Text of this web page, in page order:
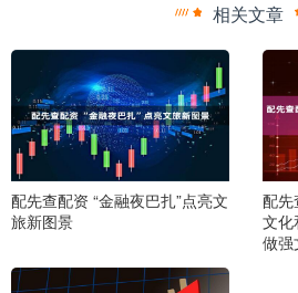
相关文章
配先查配资 “金融夜巴扎”点亮文
旅新图景
配先
文化
做强